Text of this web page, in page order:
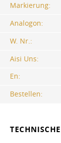
Markierung:
Analogon:
W. Nr.:
Aisi Uns:
En:
Bestellen: